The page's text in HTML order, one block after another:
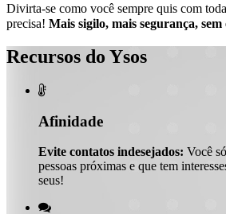
Divirta-se como você sempre quis com
precisa! Mais sigilo, mais segurança,
Recursos do Ysos

Afinidade
Evite contatos indesejados: Você
pessoas próximas e que tem
seus!
